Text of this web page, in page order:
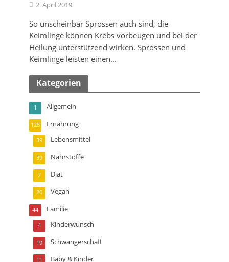
2. April 2019
So unscheinbar Sprossen auch sind, die
Keimlinge können Krebs vorbeugen und bei der
Heilung unterstützend wirken. Sprossen und
Keimlinge leisten einen...
Kategorien
Allgemein
1
Ernährung
128
Lebensmittel
39
Nährstoffe
39
Diät
2
Vegan
20
Familie
44
Kinderwunsch
4
Schwangerschaft
19
Baby & Kinder
11